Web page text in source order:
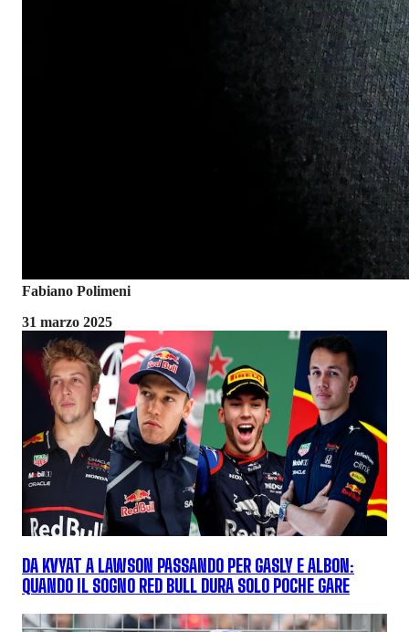
Fabiano Polimeni
31 marzo 2025
DA KVYAT A LAWSON PASSANDO PER GASLY E ALBON:
QUANDO IL SOGNO RED BULL DURA SOLO POCHE GARE